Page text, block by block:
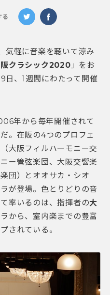
る
気軽に音楽を聴いて涼み
クラシック2020 」をお
日、1週間にわたって開催
年から毎年開催されて
。在阪の4つのプロフェ
大阪フィルハーモニー交
ー管弦楽団、大阪交響楽
団）とオオサカ・シオ
が登場。色とりどりの音
率いるのは、指揮者の大
から、室内楽までの豊富
されている。